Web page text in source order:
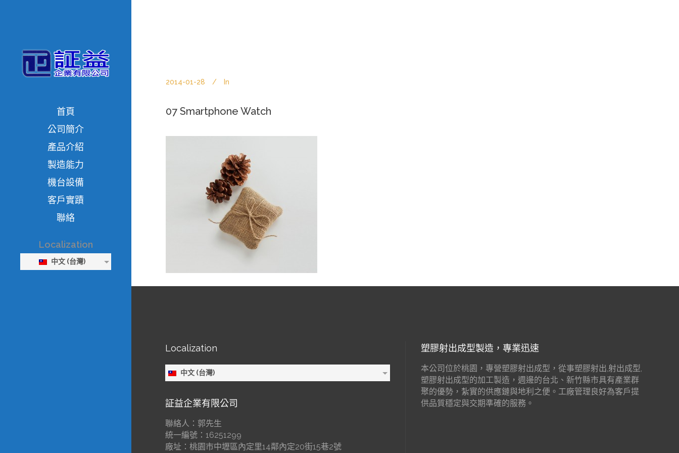
首頁
公司簡介
產品介紹
製造能力
機台設備
客戶實蹟
聯絡
Localization
中文 (台灣)
2014-01-28 In
07 Smartphone Watch
Localization
中文 (台灣)
証益企業有限公司
聯絡人：郭先生
統一編號：16251299
廠址：桃園市中壢區內定里14鄰內定20街15巷2號
塑膠射出成型製造，專業迅速
本公司位於桃園，專營塑膠射出成型，從事塑膠射出,射出成型,
塑膠射出成型的加工製造，週邊的台北、新竹縣市具有產業群
聚的優勢，紮實的供應鏈與地利之便。工廠管理良好為客戶提
供品質穩定與交期準確的服務。